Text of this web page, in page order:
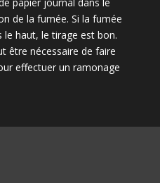
de la fumée. Si la fumée
le haut, le tirage est bon.
être nécessaire de faire
effectuer un ramonage